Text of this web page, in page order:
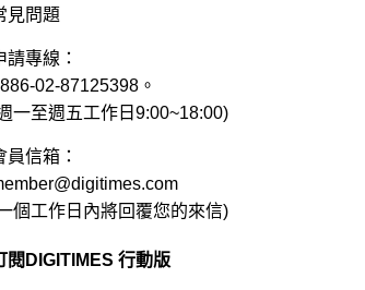
見問題
請專線：
02-87125398。
一至週五工作日9:00~18:00)
員信箱：
個工作日內將回覆您的來信)
閱DIGITIMES 行動版